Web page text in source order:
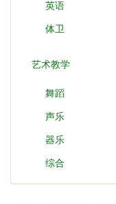
英语
体卫
艺术教学
舞蹈
声乐
器乐
综合